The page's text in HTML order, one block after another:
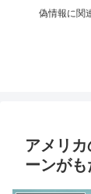
偽情報に関
アメリ
ーンが